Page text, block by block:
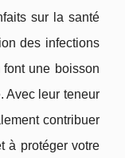
sur la santé
des infections
une boisson
Avec leur teneur
contribuer
à protéger votre